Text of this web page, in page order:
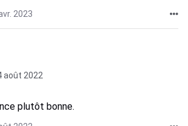
2023
août 2022
plutôt bonne.